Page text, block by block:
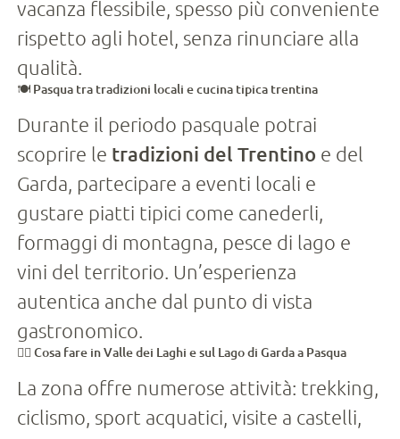
vacanza flessibile, spesso più conveniente
rispetto agli hotel, senza rinunciare alla
qualità.
🍽️ Pasqua tra tradizioni locali e cucina tipica trentina
Durante il periodo pasquale potrai
scoprire le tradizioni del Trentino e del
Garda, partecipare a eventi locali e
gustare piatti tipici come canederli,
formaggi di montagna, pesce di lago e
vini del territorio. Un’esperienza
autentica anche dal punto di vista
gastronomico.
🚴‍♀️ Cosa fare in Valle dei Laghi e sul Lago di Garda a Pasqua
La zona offre numerose attività: trekking,
ciclismo, sport acquatici, visite a castelli,